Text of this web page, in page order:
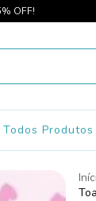
OFF!
Todos